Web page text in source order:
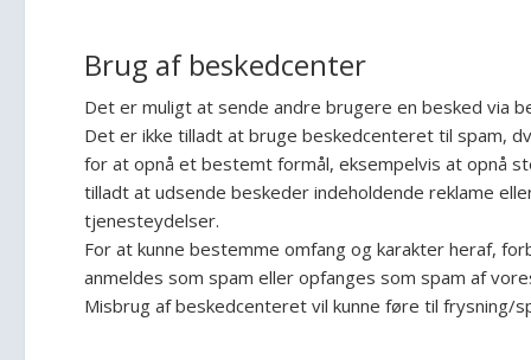
Brug af beskedcenter
Det er muligt at sende andre brugere en besked via
Det er ikke tilladt at bruge beskedcenteret til spam,
for at opnå et bestemt formål, eksempelvis at opnå
tilladt at udsende beskeder indeholdende reklame
tjenesteydelser.
For at kunne bestemme omfang og karakter heraf,
anmeldes som spam eller opfanges som spam af
Misbrug af beskedcenteret vil kunne føre til frysning/